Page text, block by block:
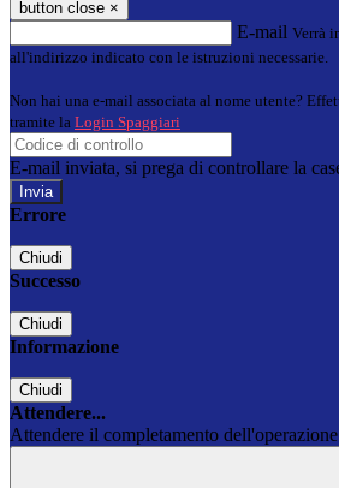
button close ×
E-mail Verrà
all'indirizzo indicato con le istruzioni necessarie.
Non hai una e-mail associata al nome utente?
tramite la Login Spaggiari
E-mail inviata, si prega di controllare la
Errore
Chiudi
Successo
Chiudi
Informazione
Chiudi
Attendere...
Attendere il completamento